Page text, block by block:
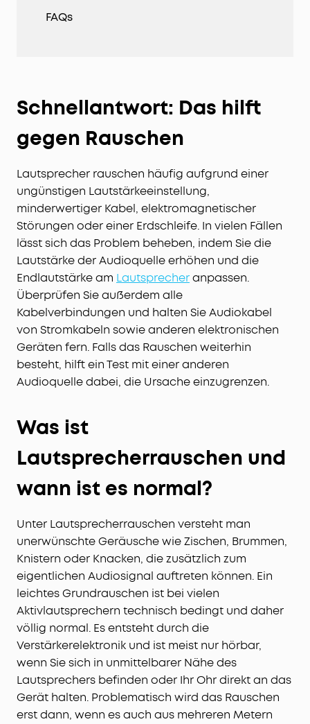
FAQs
Schnellantwort: Das hilft
gegen Rauschen
Lautsprecher rauschen häufig aufgrund einer
ungünstigen Lautstärkeeinstellung,
minderwertiger Kabel, elektromagnetischer
Störungen oder einer Erdschleife. In vielen Fällen
lässt sich das Problem beheben, indem Sie die
Lautstärke der Audioquelle erhöhen und die
Endlautstärke am Lautsprecheranpassen.
Überprüfen Sie außerdem alle
Kabelverbindungen und halten Sie Audiokabel
von Stromkabeln sowie anderen elektronischen
Geräten fern. Falls das Rauschen weiterhin
besteht, hilft ein Test mit einer anderen
Audioquelle dabei, die Ursache einzugrenzen.
Was ist
Lautsprecherrauschen und
wann ist es normal?
Unter Lautsprecherrauschen versteht man
unerwünschte Geräusche wie Zischen, Brummen,
Knistern oder Knacken, die zusätzlich zum
eigentlichen Audiosignal auftreten können. Ein
leichtes Grundrauschen ist bei vielen
Aktivlautsprechern technisch bedingt und daher
völlig normal. Es entsteht durch die
Verstärkerelektronik und ist meist nur hörbar,
wenn Sie sich in unmittelbarer Nähe des
Lautsprechers befinden oder Ihr Ohr direkt an das
Gerät halten. Problematisch wird das Rauschen
erst dann, wenn es auch aus mehreren Metern